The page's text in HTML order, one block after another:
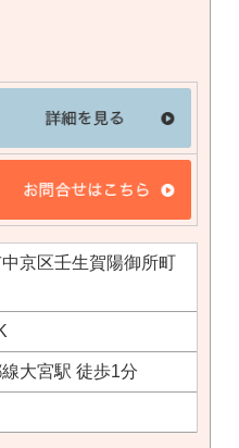
売却相談
曜日定休
900-881
711-018
京区壬生賀陽御所町
大宮駅 徒歩1分